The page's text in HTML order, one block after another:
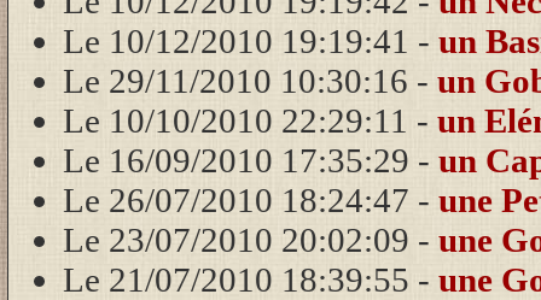
Le 10/12/2010 19:19:41 - un
Le 29/11/2010 10:30:16 - un
Le 10/10/2010 22:29:11 - un
Le 16/09/2010 17:35:29 - un
Le 26/07/2010 18:24:47 - une
Le 23/07/2010 20:02:09 - une
Le 21/07/2010 18:39:55 - une